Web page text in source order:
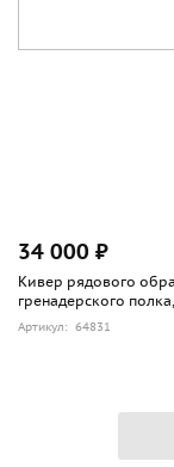
34 000 ₽
Кивер рядового
гренадерского
Артикул: 64831